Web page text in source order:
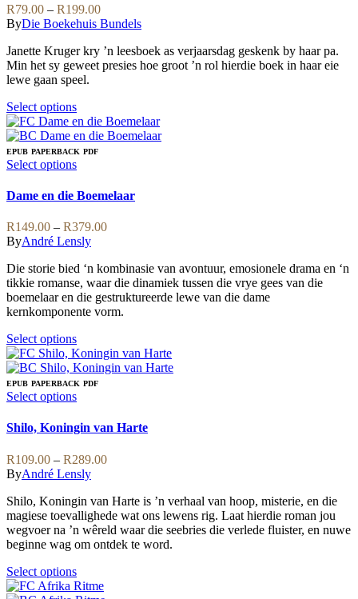
variants.
The
options
may
be
chosen
the
product
page
R79.00 – R199.00Price
range:
through
R199.00
ByDie Boekehuis Bundels
Janette Kruger kry ’n leesboek as verjaarsdag geskenk by haar pa.
Min het sy geweet presies hoe groot ’n rol hierdie boek in haar eie
lewe gaan speel.
Select optionsThis
product
has
multiple
variants.
options
be
chosen
on
the
product
page
EPUB PAPERBACK PDF
Select optionsThis
has
variants.
The
options
may
be
chosen
on
product
page
Dame en die Boemelaar
R149.00 – R379.00Price
through
R379.00
ByAndré Lensly
Die storie bied ‘n kombinasie van avontuur, emosionele drama en ‘n
tikkie romanse, waar die dinamiek tussen die vrye gees van die
boemelaar en die gestruktureerde lewe van die dame
kernkomponente vorm.
Select optionsThis
product
has
multiple
variants.
options
may
be
chosen
on
the
product
page
EPUB PAPERBACK PDF
Select optionsThis
has
multiple
variants.
The
options
may
be
chosen
on
product
page
Shilo, Koningin van Harte
R109.00 – R289.00Price
through
R289.00
ByAndré Lensly
Shilo, Koningin van Harte is ’n verhaal van hoop, misterie, en die
magiese toevallighede wat ons lewens rig. Laat hierdie roman jou
wegvoer na ’n wêreld waar die seebries die verlede fluister, en nuwe
beginne wag om ontdek te word.
Select optionsThis
product